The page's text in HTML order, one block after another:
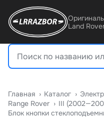
Land
Главная › Катало ›
Range Rover › III
Блок кнопки